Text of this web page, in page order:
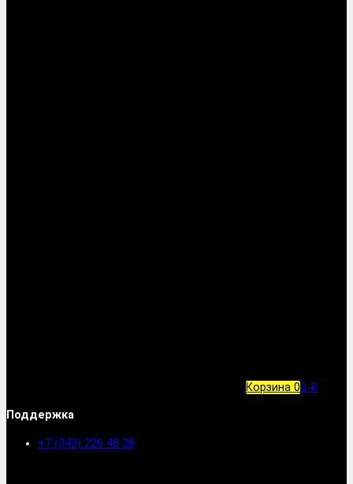
Корзина 00 ₽
Поддержка
+7 (343) 226 48 28